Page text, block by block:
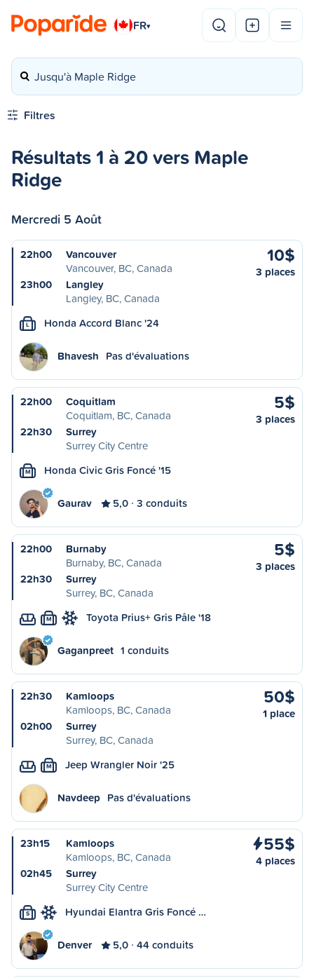
FR▾
Jusqu'à Maple Ridge
Filtres
Résultats 1 à 20 vers Maple
Ridge
Mercredi 5 Août
22h00
Vancouver
Vancouver, BC, Canada
23h00
Langley
Langley, BC, Canada
10$
3 places
L Honda Accord Blanc '24
Bhavesh Pas d'évaluations
22h00
Coquitlam
Coquitlam, BC, Canada
22h30
Surrey
Surrey City Centre
5$
3 places
M Honda Civic Gris Foncé '15
Gaurav 5,0 3 conduits
22h00
Burnaby
Burnaby, BC, Canada
22h30
Surrey
Surrey, BC, Canada
5$
3 places
M Toyota Prius+ Gris Pâle '18
Gaganpreet 1 conduits
22h30
Kamloops
Kamloops, BC, Canada
02h00
Surrey
Surrey, BC, Canada
50$
1 place
M Jeep Wrangler Noir '25
Navdeep Pas d'évaluations
23h15
Kamloops
Kamloops, BC, Canada
02h45
Surrey
Surrey City Centre
55$
4 places
S Hyundai Elantra Gris Foncé …
Denver 5,0 44 conduits